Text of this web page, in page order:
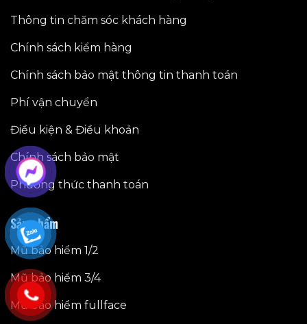
Thông tin chăm sóc khách hàng
Chính sách kiểm hàng
Chính sách bảo mật thông tin thanh toán
Phí vận chuyển
Điều kiện & Điều khoản
Chính sách bảo mật
Phương thức thanh toán
Sản phẩm
Mũ bảo hiểm 1/2
Mũ bảo hiểm 3/4
Mũ bảo hiểm fullface